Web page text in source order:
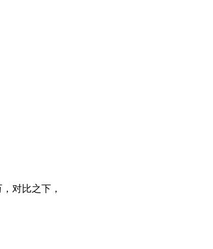
对比之下，